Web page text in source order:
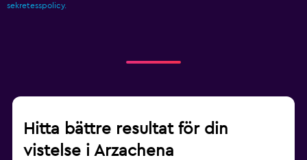
sekretesspolicy.
Hitta bättre resultat för din
vistelse i Arzachena